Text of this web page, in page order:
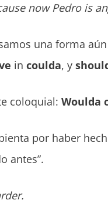
now Pedro is
una forma
in coulda, y
coloquial: Woulda
por haber
antes”.